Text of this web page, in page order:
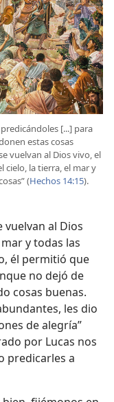
[...] para
estas cosas
vuelvan al Dios vivo, el
cielo, la tierra, el mar y
(Hechos 14:15).
vuelvan al Dios
y todas las
él permitió que
no dejó de
cosas buenas.
les dio
de alegría”
por Lucas nos
predicarles a